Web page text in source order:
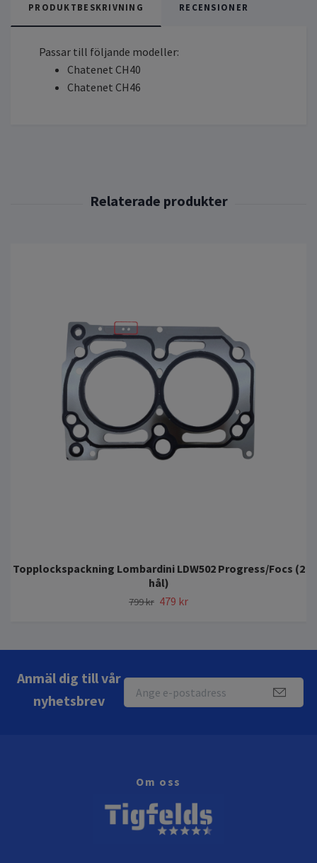
PRODUKTBESKRIVNING RECENSIONER
Passar till följande modeller:
Chatenet CH40
Chatenet CH46
Topplockspackning Lombardini LDW502 Progress/Focs (2
hål)
799 kr 479 kr
Anmäl dig till vår
nyhetsbrev
Om oss